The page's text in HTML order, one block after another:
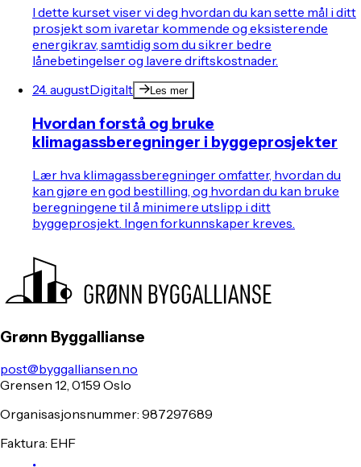
I dette kurset viser vi deg hvordan du kan sette mål i ditt
prosjekt som ivaretar kommende og eksisterende
energikrav, samtidig som du sikrer bedre
lånebetingelser og lavere driftskostnader.
24. augustDigitalt Les mer
Hvordan forstå og bruke
klimagassberegninger i byggeprosjekter
Lær hva klimagassberegninger omfatter, hvordan du
kan gjøre en god bestilling, og hvordan du kan bruke
beregningene til å minimere utslipp i ditt
byggeprosjekt. Ingen forkunnskaper kreves.
Grønn Byggallianse
post@byggalliansen.no
Grensen 12, 0159 Oslo
Organisasjonsnummer: 987297689
Faktura: EHF